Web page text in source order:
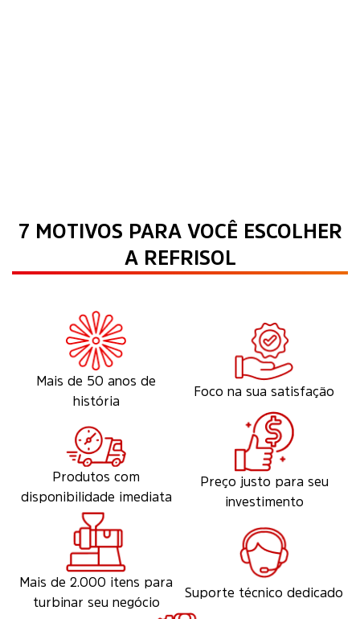
7 MOTIVOS PARA VOCÊ ESCOLHER
A REFRISOL
Mais de 50 anos de
história
Foco na sua satisfação
Produtos com
disponibilidade imediata
Preço justo para seu
investimento
Mais de 2.000 itens para
turbinar seu negócio
Suporte técnico dedicado